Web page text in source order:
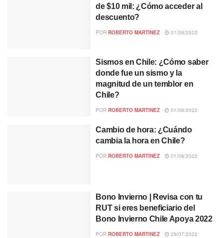
de $10 mil: ¿Cómo acceder al
descuento?
PORROBERTO MARTINEZ 01/08/2022
Sismos en Chile: ¿Cómo saber
donde fue un sismo y la
magnitud de un temblor en
Chile?
PORROBERTO MARTINEZ 01/08/2022
Cambio de hora: ¿Cuándo
cambia la hora en Chile?
PORROBERTO MARTINEZ 01/08/2022
Bono Invierno | Revisa con tu
RUT si eres beneficiario del
Bono Invierno Chile Apoya 2022
PORROBERTO MARTINEZ 29/07/2022